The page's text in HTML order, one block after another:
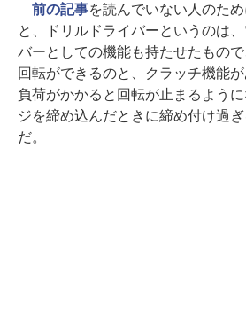
前の記事を読んでいない人のた
と、ドリルドライバーというのは
バーとしての機能も持たせたもの
回転ができるのと、クラッチ機能
負荷がかかると回転が止まるよう
ジを締め込んだときに締め付け過
だ。